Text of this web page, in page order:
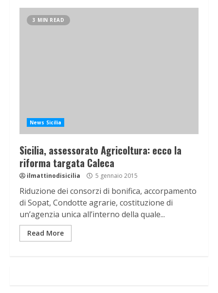
3 MIN READ
News Sicilia
Sicilia, assessorato Agricoltura: ecco la
riforma targata Caleca
ilmattinodisicilia 5 gennaio 2015
Riduzione dei consorzi di bonifica, accorpamento
di Sopat, Condotte agrarie, costituzione di
un’agenzia unica all’interno della quale...
Read More